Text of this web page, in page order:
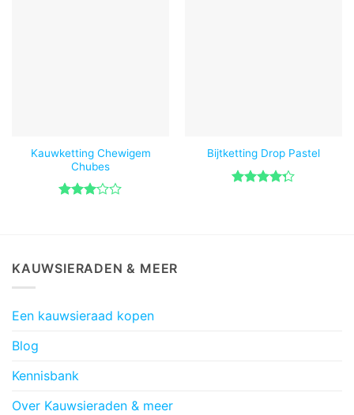
Kauwketting Chewigem
Chubes
Bijtketting Drop Pastel
KAUWSIERADEN & MEER
Een kauwsieraad kopen
Blog
Kennisbank
Over Kauwsieraden & meer